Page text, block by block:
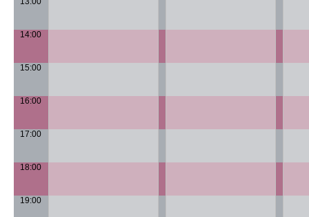
14:00
15:00
16:00
17:00
18:00
19:00